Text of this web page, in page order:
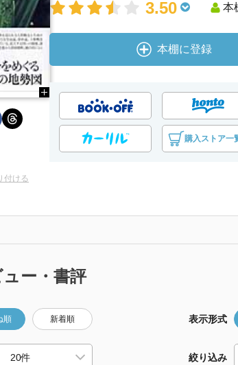
3.50 本
本棚に登録
購入ストア一
付ける
ー・書評
順 新着順 表示形式
絞り込み